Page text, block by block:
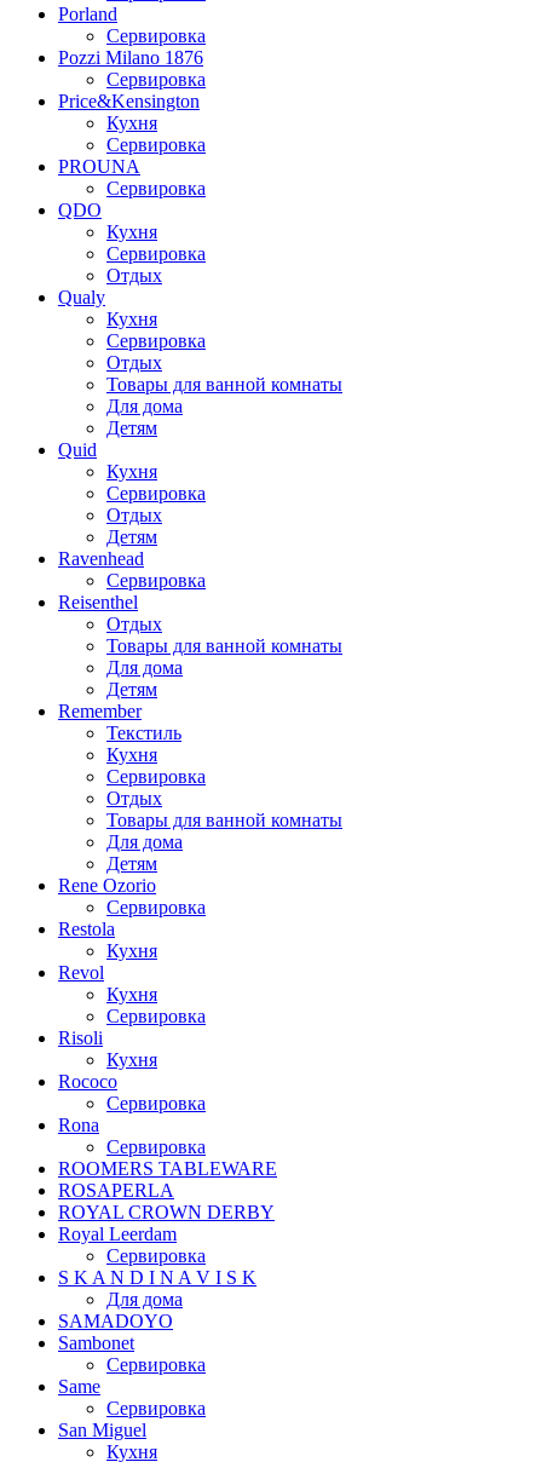
Porland
Сервировка
Pozzi Milano 1876
Сервировка
Price&Kensington
Кухня
Сервировка
PROUNA
Сервировка
QDO
Кухня
Сервировка
Отдых
Qualy
Кухня
Сервировка
Отдых
Товары для ванной комнаты
Для дома
Детям
Quid
Кухня
Сервировка
Отдых
Детям
Ravenhead
Сервировка
Reisenthel
Отдых
Товары для ванной комнаты
Для дома
Детям
Remember
Текстиль
Кухня
Сервировка
Отдых
Товары для ванной комнаты
Для дома
Детям
Rene Ozorio
Сервировка
Restola
Кухня
Revol
Кухня
Сервировка
Risoli
Кухня
Rococo
Сервировка
Rona
Сервировка
ROOMERS TABLEWARE
ROSAPERLA
ROYAL CROWN DERBY
Royal Leerdam
Сервировка
S K A N D I N A V I S K
Для дома
SAMADOYO
Sambonet
Сервировка
Same
Сервировка
San Miguel
Кухня